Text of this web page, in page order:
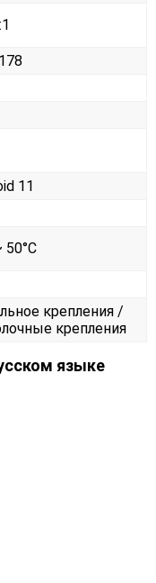
11
50°С
крепления /
крепления
языке